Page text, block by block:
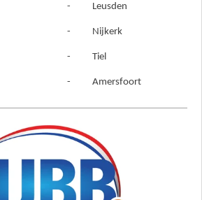
- Leusden
- Nijkerk
- Tiel
- Amersfoort